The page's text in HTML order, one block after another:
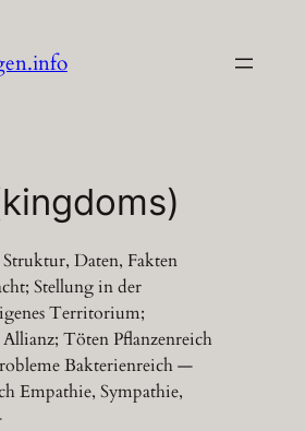
Daten, Fakten
Stellung in der
Territorium;
Töten Pflanzenreich
Bakterienreich —
Empathie, Sympathie,